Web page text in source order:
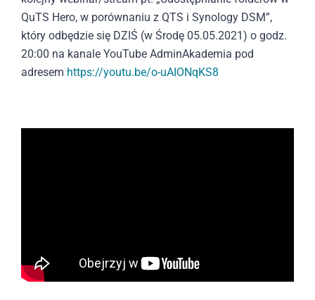
QuTS Hero, w porównaniu z QTS i Synology DSM”,
który odbędzie się DZIŚ (w Środę 05.05.2021) o godz.
20:00 na kanale YouTube AdminAkademia pod
adresem https://youtu.be/o-uAIONqKS8